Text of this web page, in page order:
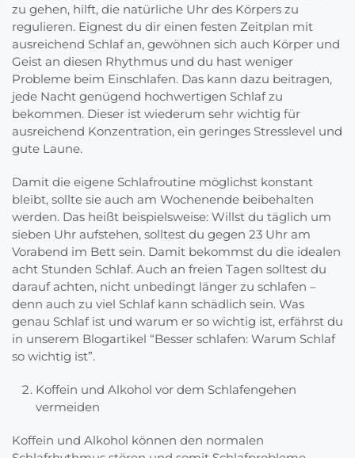
zu gehen, hilft, die natürliche Uhr des Körpers zu
regulieren. Eignest du dir einen festen Zeitplan mit
ausreichend Schlaf an, gewöhnen sich auch Körper und
Geist an diesen Rhythmus und du hast weniger
Probleme beim Einschlafen. Das kann dazu beitragen,
jede Nacht genügend hochwertigen Schlaf zu
bekommen. Dieser ist wiederum sehr wichtig für
ausreichend Konzentration, ein geringes Stresslevel und
gute Laune.
Damit die eigene Schlafroutine möglichst konstant
bleibt, sollte sie auch am Wochenende beibehalten
werden. Das heißt beispielsweise: Willst du täglich um
sieben Uhr aufstehen, solltest du gegen 23 Uhr am
Vorabend im Bett sein. Damit bekommst du die idealen
acht Stunden Schlaf. Auch an freien Tagen solltest du
darauf achten, nicht unbedingt länger zu schlafen –
denn auch zu viel Schlaf kann schädlich sein. Was
genau Schlaf ist und warum er so wichtig ist, erfährst du
in unserem Blogartikel “Besser schlafen: Warum Schlaf
so wichtig ist”.
Koffein und Alkohol vor dem Schlafengehen
vermeiden
Koffein und Alkohol können den normalen